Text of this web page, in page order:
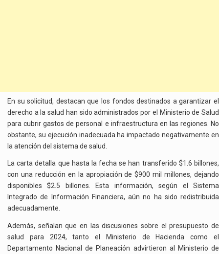
En su solicitud, destacan que los fondos destinados a garantizar el
derecho a la salud han sido administrados por el Ministerio de Salud
para cubrir gastos de personal e infraestructura en las regiones. No
obstante, su ejecución inadecuada ha impactado negativamente en
la atención del sistema de salud.
La carta detalla que hasta la fecha se han transferido $1.6 billones,
con una reducción en la apropiación de $900 mil millones, dejando
disponibles $2.5 billones. Esta información, según el Sistema
Integrado de Información Financiera, aún no ha sido redistribuida
adecuadamente.
Además, señalan que en las discusiones sobre el presupuesto de
salud para 2024, tanto el Ministerio de Hacienda como el
Departamento Nacional de Planeación advirtieron al Ministerio de